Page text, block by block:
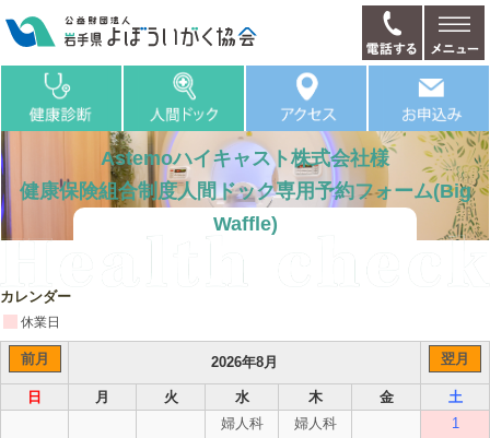
Astemoハイキャスト株式会社様
健康保険組合制度人間ドック専用予約フォーム(Big
Waffle)
カレンダー
休業日
前月 2026年8月 翌月
日 月 火 水 木 金
土
婦人科
婦人科 1